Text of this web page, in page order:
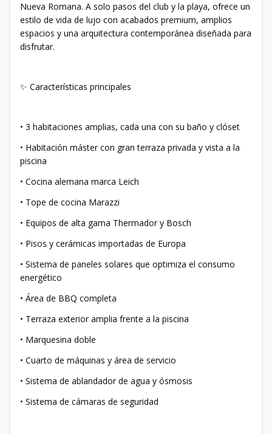
Nueva Romana. A solo pasos del club y la playa, ofrece un
estilo de vida de lujo con acabados premium, amplios
espacios y una arquitectura contemporánea diseñada para
disfrutar.
✨ Características principales
• 3 habitaciones amplias, cada una con su baño y clóset
• Habitación máster con gran terraza privada y vista a la
piscina
• Cocina alemana marca Leich
• Tope de cocina Marazzi
• Equipos de alta gama Thermador y Bosch
• Pisos y cerámicas importadas de Europa
• Sistema de paneles solares que optimiza el consumo
energético
• Área de BBQ completa
• Terraza exterior amplia frente a la piscina
• Marquesina doble
• Cuarto de máquinas y área de servicio
• Sistema de ablandador de agua y ósmosis
• Sistema de cámaras de seguridad